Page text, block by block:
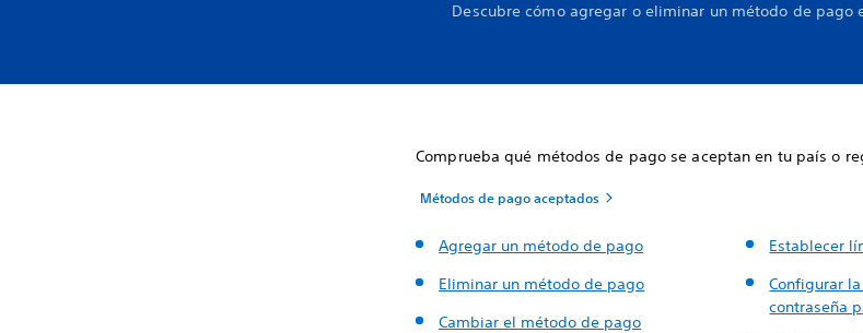
Descubre cómo agregar o eliminar un método de pago
Comprueba qué métodos de pago se aceptan en tu país o
Métodos de pago aceptados
Agregar un método de pago
Eliminar un método de pago
Cambiar el método de pago
Establecer
Configurar
contraseña